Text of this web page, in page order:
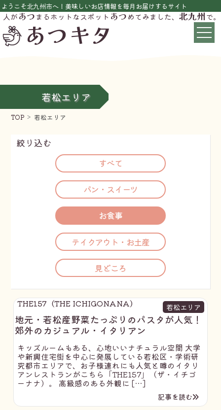
ようこそ北九州市へ！美味しいお店情報を毎月お届けするサイト
人があつまるホットなスポットあつめてみました、 北九州で。
あつキタ
若松エリア
TOP 若松エリア
絞り込む
すべて
パン・スイーツ
お食事
テイクアウト・お土産
見どころ
THE157（THE ICHIGONANA） 若松エリア
地元・若松産野菜たっぷりのパスタが人気！
郊外のカジュアル・イタリアン
キッズルームもある、心地いいナチュラル空間 大学
や新興住宅街を中心に発展している若松区・学術研
究都市エリアで、お子様連れにも人気と噂のイタリ
アンレストランがこちら「THE157」（ザ・イチゴ
ーナナ）。 高級感のある外観に […]
記事を読む